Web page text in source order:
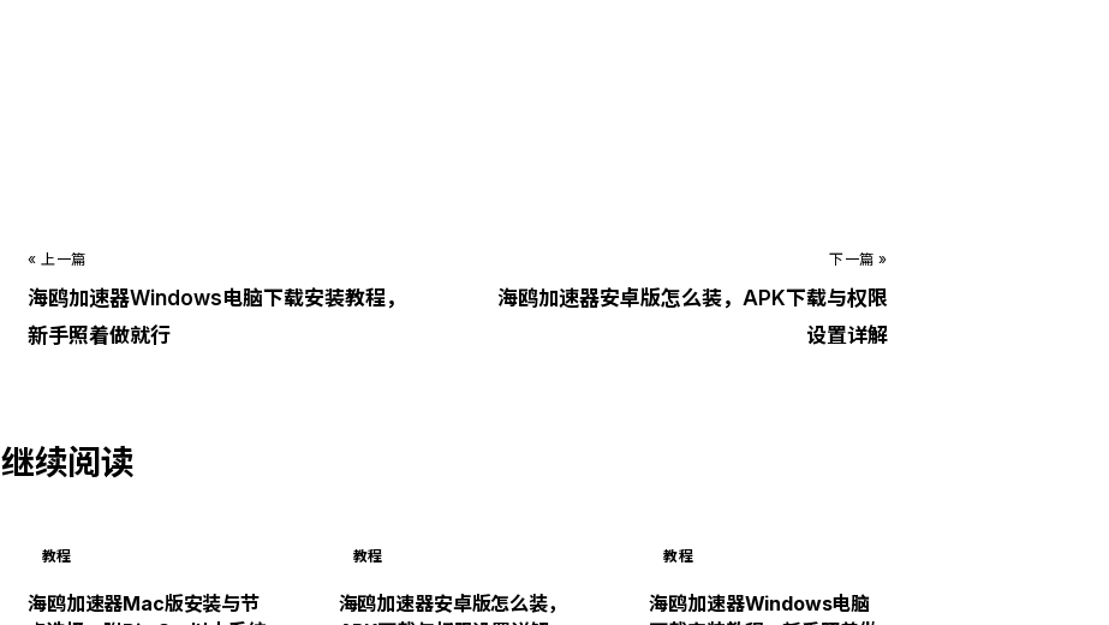
« 上一篇
海鸥加速器Windows电脑下载安装教程，
新手照着做就行
下一篇 »
海鸥加速器安卓版怎么装，APK下载与权限
设置详解
继续阅读
教程
海鸥加速器Mac版安装与节
教程
海鸥加速器安卓版怎么装，
教程
海鸥加速器Windows电脑